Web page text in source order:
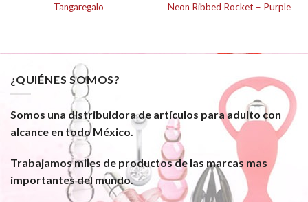
Tangaregalo Neon Ribbed Rocket – Purple
¿QUIÉNES SOMOS?
Somos una distribuidora de artículos para adulto con
alcance en todo México.
Trabajamos miles de productos de las marcas mas
importantes del mundo.